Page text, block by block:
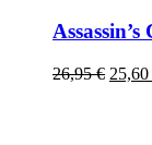
26,95€ 25,60